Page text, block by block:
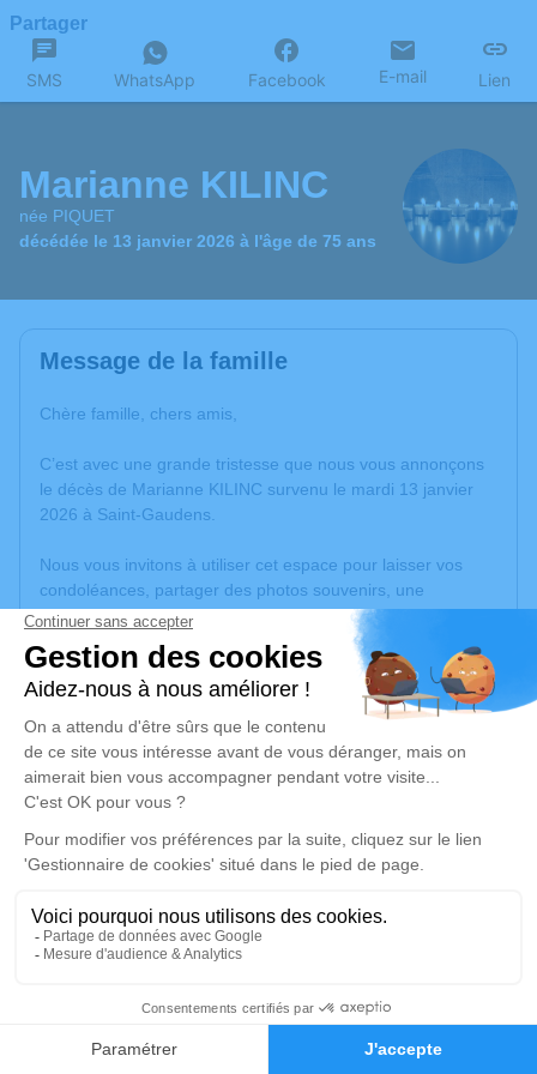
Faire-part Hommages
Partager
SMS WhatsApp Facebook E-mail Lien
Marianne KILINC
née PIQUET
décédée le 13 janvier 2026 à l'âge de 75 ans
Message de la famille
Chère famille, chers amis,
C’est avec une grande tristesse que nous vous annonçons
le décès de Marianne KILINC survenu le mardi 13 janvier
2026 à Saint-Gaudens.
Nous vous invitons à utiliser cet espace pour laisser vos
condoléances, partager des photos souvenirs, une
anecdote ou exprimer vos pensées à travers des poèmes
ou des textes. Cet endroit est un lieu d'expression dédié à
honorer la mémoire de Marianne KILINC.
Un service de plantation d’arbre hommage estdisponible
lundi 19 janvier 2026 à 09h00
Crématorium du Sivom de Villeneuve-de-
31800 Villeneuve-de-Rivière